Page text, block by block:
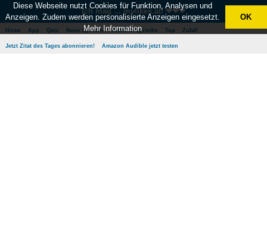
Ich mag ... mylikes.at! ❤❤❤
Home App Quiz Neue Sprüche Beliebte Sprüche Top Zufall
Jetzt Zitat des Tages abonnieren! Amazon Audible jetzt testen
Diese Webseite nutzt Cookies für Funktion, Analysen und
Anzeigen. Zudem werden personalisierte Anzeigen eingesetzt.
Mehr Information
OK